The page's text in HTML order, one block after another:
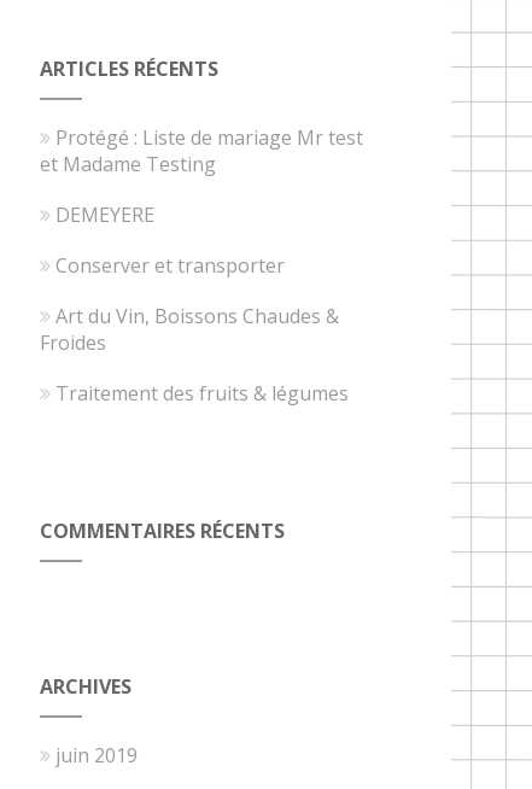
ARTICLES RÉCENTS
Protégé : Liste de mariage Mr test
et Madame Testing
DEMEYERE
Conserver et transporter
Art du Vin, Boissons Chaudes &
Froides
Traitement des fruits & légumes
COMMENTAIRES RÉCENTS
ARCHIVES
juin 2019